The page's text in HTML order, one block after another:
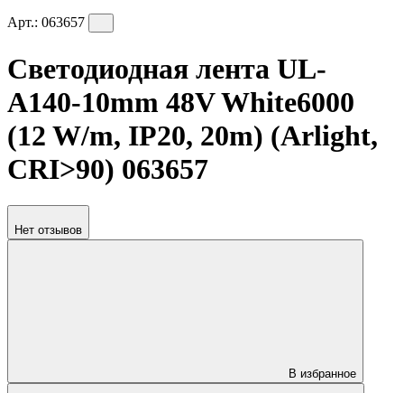
Арт.: 063657
Светодиодная лента UL-
A140-10mm 48V White6000
(12 W/m, IP20, 20m) (Arlight,
CRI>90) 063657
Нет отзывов
В избранное